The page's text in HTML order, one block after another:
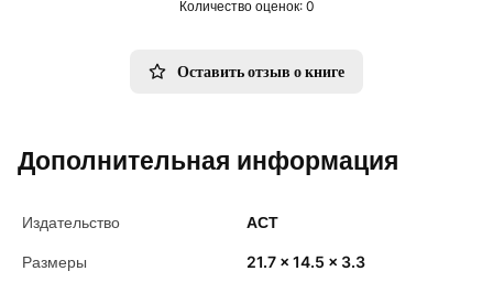
Количество оценок: 0
Оставить отзыв о книге
Дополнительная информация
Издательство АСТ
Размеры 21.7 x 14.5 x 3.3